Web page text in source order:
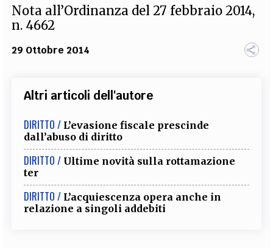
ALTRO
FOTOGRAFI PARTNER COLLABORA CON NOI
EXTRA
CODICI RUBRICHE LIBRI PROCEEDINGS PUBBLICITÀ CONTATTI
SOCIAL MEDIA
Nota all’Ordinanza del 27 febbraio 2014,
n. 4662
29 Ottobre 2014
Altri articoli dell'autore
DIRITTO / L’evasione fiscale prescinde
dall’abuso di diritto
DIRITTO / Ultime novità sulla rottamazione
ter
DIRITTO / L’acquiescenza opera anche in
relazione a singoli addebiti